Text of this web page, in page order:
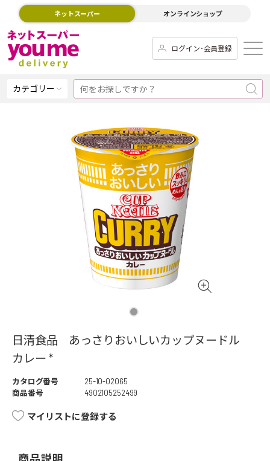
ネットスーパー オンラインショップ
ログイン･会員登録
カテゴリー
日清食品 あっさりおいしいカップヌードル
カレー *
カタログ番号
25-10-02065
商品番号
4902105252499
マイリストに登録する